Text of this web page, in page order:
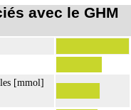
avec le GHM
[mmol]